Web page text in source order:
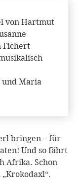
von Hartmut
Fichert
und Maria
bringen – für
Und so fährt
Afrika. Schon